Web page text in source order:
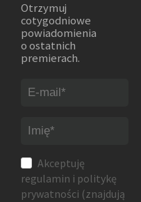
Otrzymuj
cotygodniowe
powiadomienia
o ostatnich
premierach.
Akceptuję
regulamin i politykę
prywatności (znajdują